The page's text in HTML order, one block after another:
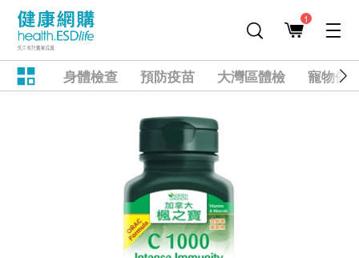
1
身體檢查 預防疫苗 大灣區體檢 寵物健